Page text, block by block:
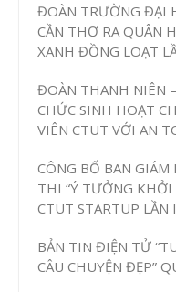
ĐOÀN TRƯỜNG ĐẠI
CẦN THƠ RA QUÂN
XANH ĐỒNG LOẠT
ĐOÀN THANH NIÊN
CHỨC SINH HOẠT
VIÊN CTUT VỚI AN
CÔNG BỐ BAN GIÁM
THI “Ý TƯỞNG
CTUT STARTUP LẦN
BẢN TIN ĐIỆN TỬ
CÂU CHUYỆN ĐẸP”